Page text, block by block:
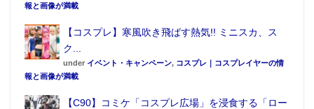
報と画像が満載
【コスプレ】寒風吹き飛ばす熱気!! ミニスカ、ス
ク...
under イベント・キャンペーン, コスプレ｜コスプレイヤーの情
報と画像が満載
【C90】コミケ「コスプレ広場」を浸食する「ロー